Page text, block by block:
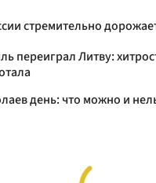
стремительно
переиграл Литву:
день: что можно и